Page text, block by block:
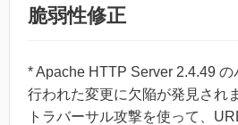
脆弱性修正
* Apache HTTP Server 2.4.49
行われた変更に欠陥が発見され
トラバーサル攻撃を使って、